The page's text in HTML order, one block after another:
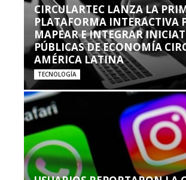
CIRCULARTEC LANZA LA
PLATAFORMA INTERACTIVA
MAPEAR E INTEGRAR
PÚBLICAS DE ECONOMÍA
AMÉRICA LATINA
TECNOLOGÍA